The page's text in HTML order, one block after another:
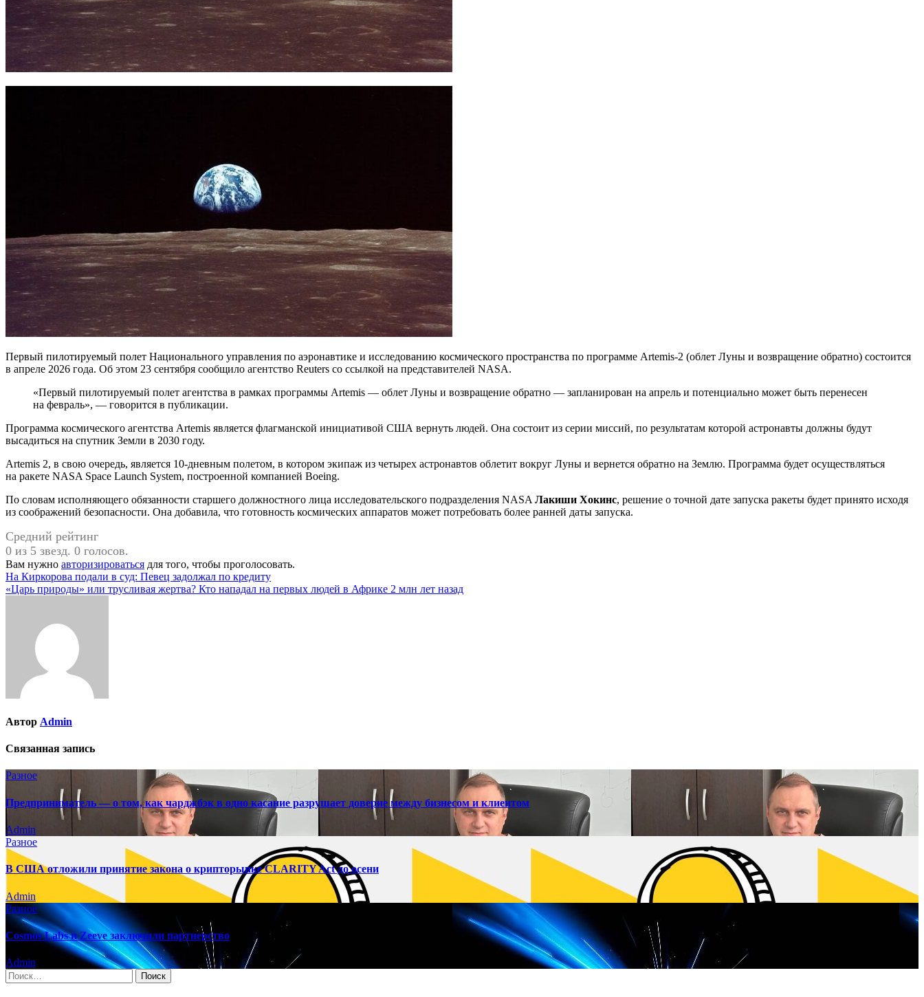
Первый пилотируемый полет Национального управления по аэронавтике и исследованию космического пространства по программе Artemis-2 (облет Луны и возвращение обратно) состоится
в апреле 2026 года. Об этом 23 сентября сообщило агентство Reuters со ссылкой на представителей NASA.
«Первый пилотируемый полет агентства в рамках программы Artemis — облет Луны и возвращение обратно — запланирован на апрель и потенциально может быть перенесен
на февраль», — говорится в публикации.
Программа космического агентства Artemis является флагманской инициативой США вернуть людей. Она состоит из серии миссий, по результатам которой астронавты должны будут
высадиться на спутник Земли в 2030 году.
Artemis 2, в свою очередь, является 10-дневным полетом, в котором экипаж из четырех астронавтов облетит вокруг Луны и вернется обратно на Землю. Программа будет осуществляться
на ракете NASA Space Launch System, построенной компанией Boeing.
По словам исполняющего обязанности старшего должностного лица исследовательского подразделения NASA Лакиши Хокинс, решение о точной дате запуска ракеты будет принято исходя
из соображений безопасности. Она добавила, что готовность космических аппаратов может потребовать более ранней даты запуска.
Средний рейтинг
0 из 5 звезд. 0 голосов.
Вам нужно авторизироваться для того, чтобы проголосовать.
Навигация
по
На Киркорова подали в суд: Певец задолжал по кредиту
«Царь природы» или трусливая жертва? Кто нападал на первых людей в Африке 2 млн лет назад
Автор Admin
Связанная запись
Разное
Предприниматель — о том, как чарджбэк в одно касание разрушает доверие между бизнесом и клиентом
Admin
Разное
В США отложили принятие закона о крипторынке CLARITY Act до осени
Admin
Разное
Cosmos Labs и Zeeve заключили партнерство
Admin
Найти: